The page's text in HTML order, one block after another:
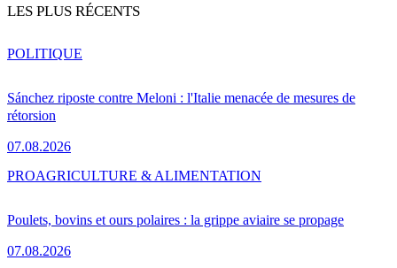
LES PLUS RÉCENTS
Sánchez riposte contre Meloni : l'Italie menacée de mesures de
rétorsion
07.08.2026
POLITIQUE
Poulets, bovins et ours polaires : la grippe aviaire se propage
07.08.2026
PROAGRICULTURE & ALIMENTATION